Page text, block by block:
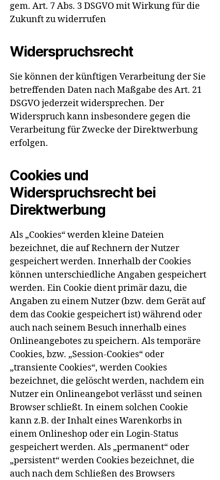
gem. Art. 7 Abs. 3 DSGVO mit Wirkung für die
Zukunft zu widerrufen
Widerspruchsrecht
Sie können der künftigen Verarbeitung der Sie
betreffenden Daten nach Maßgabe des Art. 21
DSGVO jederzeit widersprechen. Der
Widerspruch kann insbesondere gegen die
Verarbeitung für Zwecke der Direktwerbung
erfolgen.
Cookies und
Widerspruchsrecht bei
Direktwerbung
Als „Cookies“ werden kleine Dateien
bezeichnet, die auf Rechnern der Nutzer
gespeichert werden. Innerhalb der Cookies
können unterschiedliche Angaben gespeichert
werden. Ein Cookie dient primär dazu, die
Angaben zu einem Nutzer (bzw. dem Gerät auf
dem das Cookie gespeichert ist) während oder
auch nach seinem Besuch innerhalb eines
Onlineangebotes zu speichern. Als temporäre
Cookies, bzw. „Session-Cookies“ oder
„transiente Cookies“, werden Cookies
bezeichnet, die gelöscht werden, nachdem ein
Nutzer ein Onlineangebot verlässt und seinen
Browser schließt. In einem solchen Cookie
kann z.B. der Inhalt eines Warenkorbs in
einem Onlineshop oder ein Login-Status
gespeichert werden. Als „permanent“ oder
„persistent“ werden Cookies bezeichnet, die
auch nach dem Schließen des Browsers